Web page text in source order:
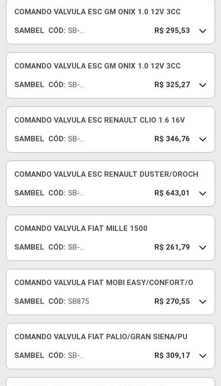
COMANDO VALVULA ESC GM ONIX 1.0 12V 3CC
SAMBEL CÓD: SB-
R$ 295,53
COMANDO VALVULA ESC GM ONIX 1.0 12V 3CC
SAMBEL CÓD: SB-
R$ 325,27
COMANDO VALVULA ESC RENAULT CLIO 1.6 16V
SAMBEL CÓD: SB-
R$ 346,76
COMANDO VALVULA ESC RENAULT DUSTER/OROCH
SAMBEL CÓD: SB-
R$ 643,01
COMANDO VALVULA FIAT MILLE 1500
SAMBEL CÓD: SB-
R$ 261,79
COMANDO VALVULA FIAT MOBI EASY/CONFORT/O
SAMBEL CÓD: SB875 R$ 270,55
COMANDO VALVULA FIAT PALIO/GRAN SIENA/PU
SAMBEL CÓD: SB-
R$ 309,17